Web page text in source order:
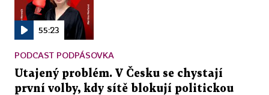
55:23
PODCAST PODPÁSOVKA
Utajený problém. V Česku se chystají
první volby, kdy sítě blokují politickou